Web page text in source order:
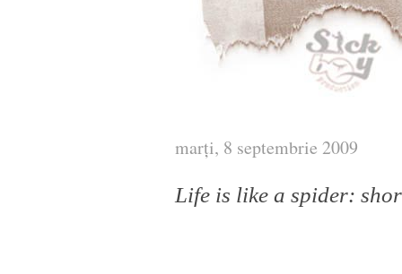
marți, 8 septembrie 2009
Life is like a spider: